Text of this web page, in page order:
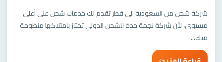
شركة شحن من السعودية الى قطر تقدم لك خدمات شحن على أعلى
مستوى، لأن شركة نجمة جدة للشحن الدولي تمتاز بامتلاكها منظومة
متك...